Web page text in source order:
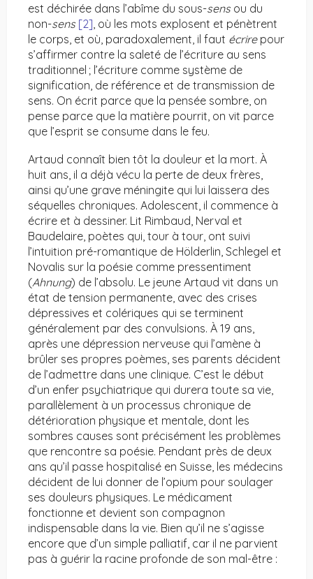
est déchirée dans l’abîme du sous-sens ou du
non-sens [2], où les mots explosent et pénètrent
le corps, et où, paradoxalement, il faut écrirepour
s’affirmer contre la saleté de l’écriture au sens
traditionnel ; l’écriture comme système de
signification, de référence et de transmission de
sens. On écrit parce que la pensée sombre, on
pense parce que la matière pourrit, on vit parce
que l’esprit se consume dans le feu.
Artaud connaît bien tôt la douleur et la mort. À
huit ans, il a déjà vécu la perte de deux frères,
ainsi qu’une grave méningite qui lui laissera des
séquelles chroniques. Adolescent, il commence à
écrire et à dessiner. Lit Rimbaud, Nerval et
Baudelaire, poètes qui, tour à tour, ont suivi
l’intuition pré-romantique de Hölderlin, Schlegel et
Novalis sur la poésie comme pressentiment
(Ahnung) de l’absolu. Le jeune Artaud vit dans un
état de tension permanente, avec des crises
dépressives et colériques qui se terminent
généralement par des convulsions. À 19 ans,
après une dépression nerveuse qui l’amène à
brûler ses propres poèmes, ses parents décident
de l’admettre dans une clinique. C’est le début
d’un enfer psychiatrique qui durera toute sa vie,
parallèlement à un processus chronique de
détérioration physique et mentale, dont les
sombres causes sont précisément les problèmes
que rencontre sa poésie. Pendant près de deux
ans qu’il passe hospitalisé en Suisse, les médecins
décident de lui donner de l’opium pour soulager
ses douleurs physiques. Le médicament
fonctionne et devient son compagnon
indispensable dans la vie. Bien qu’il ne s’agisse
encore que d’un simple palliatif, car il ne parvient
pas à guérir la racine profonde de son mal-être :